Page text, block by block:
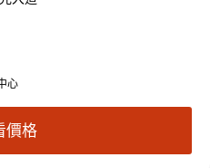
心
價格